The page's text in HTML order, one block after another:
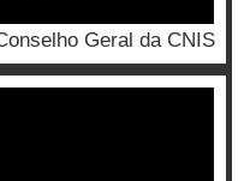
Geral da CNIS